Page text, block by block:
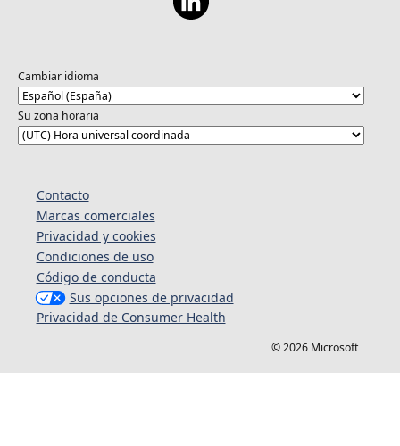
Cambiar idioma
Su zona horaria
Contacto
Marcas comerciales
Privacidad y cookies
Condiciones de uso
Código de conducta
Sus opciones de privacidad
Privacidad de Consumer Health
© 2026 Microsoft